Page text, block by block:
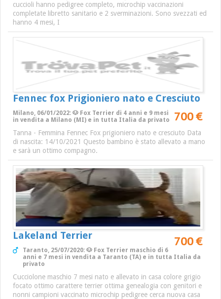
cuccioli hanno pedigree completo, microchip vaccinazioni
completate libretto sanitario e 2 sverminazioni. Sono svezzati ed
hanno 4 mesi, I
Fennec fox Prigioniero nato e Cresciuto
700 €
Milano, 06/01/2022: 🐶 Fox Terrier di 4 anni e 9 mesi
in vendita a Milano (MI) e in tutta Italia da privato
Tanna - Femmina Fennec Fox prigioniero nato e cresciuto Data
di nascita: 14/10/2021 Questo bambino è stato allevato a mano
e sarà un ottimo compagno.
Lakeland Terrier 700 €
Taranto, 25/07/2020: 🐶 Fox Terrier maschio di 6
anni e 7 mesi in vendita a Taranto (TA) e in tutta Italia da
privato
Cucciolone maschio 7 mesi nato e allevato in casa colore grigio
focato ottimo carattere terrier ottima genealogia con genitori e
nonni campioni vaccinato microchip pedigree cerca nuova casa